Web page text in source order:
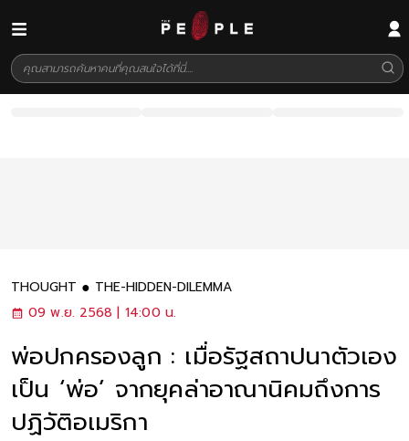
THOUGHT
THE-HIDDEN-DILEMMA
09 พ.ย. 2568 | 14:00 น.
พ่อปกครองลูก : เมื่อรัฐสถาปนาตัวเอง
เป็น ‘พ่อ’ จากยุคล่าอาณานิคมถึงการ
ปฏิวัติอเมริกา